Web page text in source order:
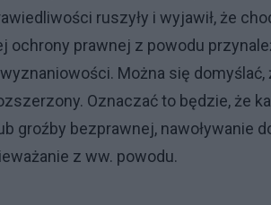
ruszyły i wyjawił, że
ochrony prawnej z powodu
Można się domyślać,
Oznaczać to będzie, że
groźby bezprawnej, nawoływanie
z ww. powodu.